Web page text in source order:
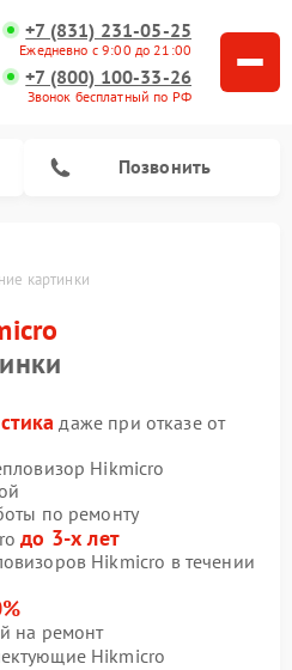
+7 (831) 231-05-25
Ежедневно с 9:00 до 21:00
+7 (800) 100-33-26
Звонок бесплатный по РФ
Позвонить
картинки
даже при отказе от
Hikmicro
по ремонту
до 3-х лет
Hikmicro в течении
на ремонт
Hikmicro